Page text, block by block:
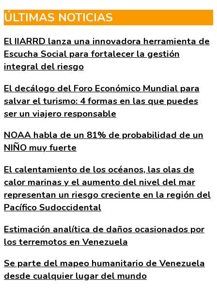
Skip
to
content
ÚLTIMAS NOTICIAS
El IIARRD lanza una innovadora herramienta de
Escucha Social para fortalecer la gestión
integral del riesgo
El decálogo del Foro Económico Mundial para
salvar el turismo: 4 formas en las que puedes
ser un viajero responsable
NOAA habla de un 81% de probabilidad de un
NIÑO muy fuerte
El calentamiento de los océanos, las olas de
calor marinas y el aumento del nivel del mar
representan un riesgo creciente en la región del
Pacífico Sudoccidental
Estimación analítica de daños ocasionados por
los terremotos en Venezuela
Se parte del mapeo humanitario de Venezuela
desde cualquier lugar del mundo